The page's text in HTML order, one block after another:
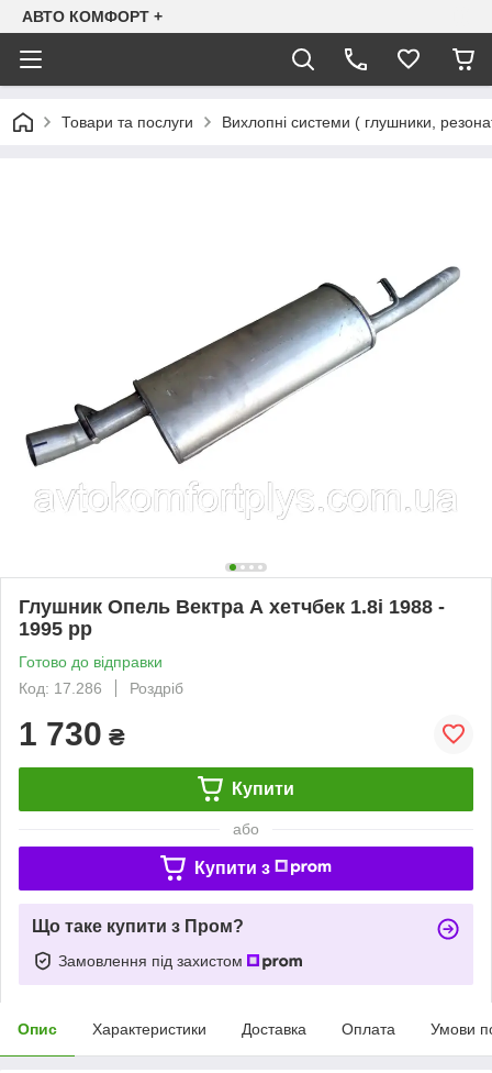
АВТО КОМФОРТ +
Товари та послуги Вихлопні системи ( глушники,
Глушник Опель Вектра А хетчбек 1.8і 1988 -
1995 рр
Готово до відправки
Код: 17.286
Роздріб
1 730 ₴
Купити
або
Купити з
Що таке купити з Пром?
Замовлення під захистом
Опис Характеристики Доставка Оплата Умови